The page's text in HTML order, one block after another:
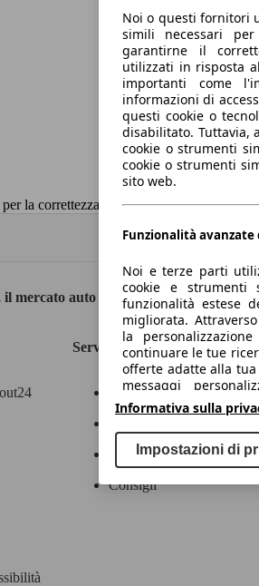
la correttezza dei dati.
mercato auto europeo.
Servizi
Contatti
Auto usate per regione
Consigli
Noi o questi fornitori
simili necessari
garantirne il
utilizzati in risposta
importanti come
informazioni di
questi cookie o
disabilitato. Tuttavia,
cookie o strumenti
cookie o strumenti
sito web.
Funzionalità avanzate
Noi e terze parti
cookie e
funzionalità estese
migliorata.
la
continuare le tue
offerte adatte alla
messaggi
localmente se lo
preferiti o nell'ambito
l'utilizzo del sito
visite successive.
sull'utilizzo saranno
Alcuni cookie/
Informativa sulla
Impostazioni di